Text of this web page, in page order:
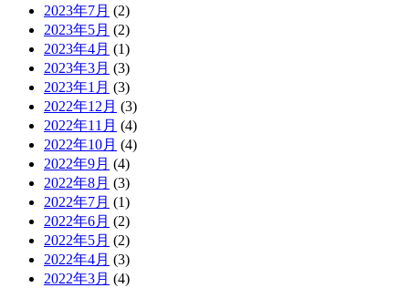
2023年7月 (2)
2023年5月 (2)
2023年4月 (1)
2023年3月 (3)
2023年1月 (3)
2022年12月 (3)
2022年11月 (4)
2022年10月 (4)
2022年9月 (4)
2022年8月 (3)
2022年7月 (1)
2022年6月 (2)
2022年5月 (2)
2022年4月 (3)
2022年3月 (4)